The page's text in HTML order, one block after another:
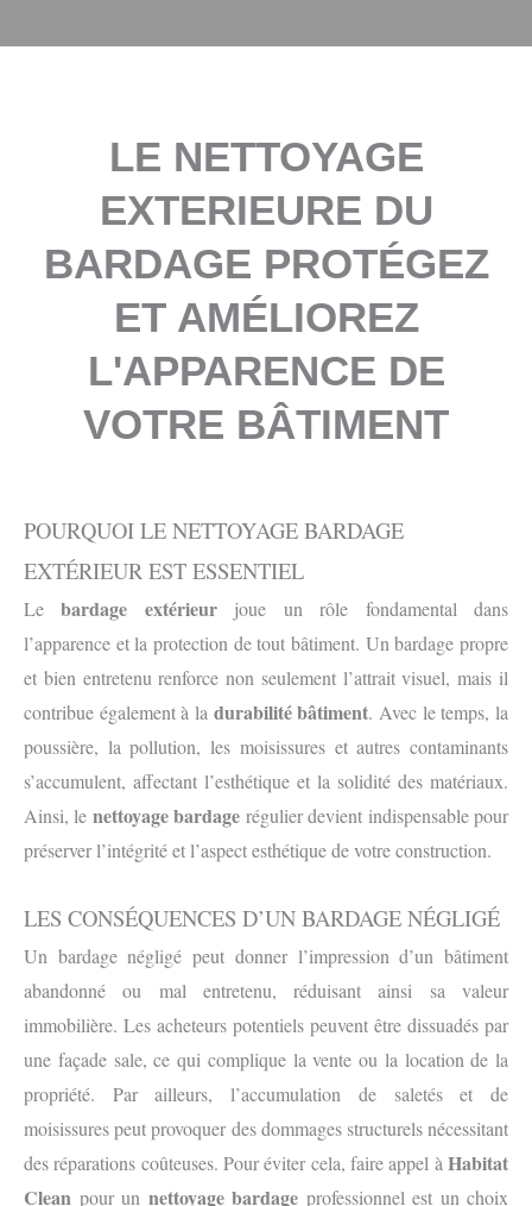
LE NETTOYAGE
EXTERIEURE DU
BARDAGE PROTÉGEZ
ET AMÉLIOREZ
L'APPARENCE DE
VOTRE BÂTIMENT
POURQUOI LE NETTOYAGE BARDAGE
EXTÉRIEUR EST ESSENTIEL
Lebardage extérieurjoue un rôle fondamental dans
l’apparence et la protection de tout bâtiment. Un bardage propre
et bien entretenu renforce non seulement l’attrait visuel, mais il
contribue également à la durabilité bâtiment. Avec le temps, la
poussière, la pollution, les moisissures et autres contaminants
s’accumulent, affectant l’esthétique et la solidité des matériaux.
Ainsi, le nettoyage bardage régulier devient indispensable pour
préserver l’intégrité et l’aspect esthétique de votre construction.
LES CONSÉQUENCES D’UN BARDAGE NÉGLIGÉ
Un bardage négligé peut donner l’impression d’un bâtiment
abandonné ou mal entretenu, réduisant ainsi sa valeur
immobilière. Les acheteurs potentiels peuvent être dissuadés par
une façade sale, ce qui complique la vente ou la location de la
propriété. Par ailleurs, l’accumulation de saletés et de
moisissures peut provoquer des dommages structurels nécessitant
des réparations coûteuses. Pour éviter cela, faire appel à Habitat
Clean pour un nettoyage bardage professionnel est un choix